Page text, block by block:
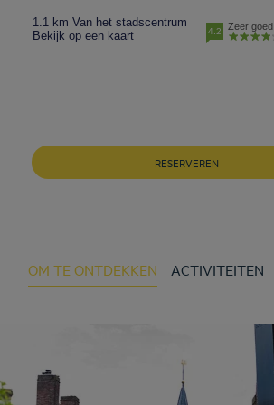
1.1 km Van het stadscentrum
Bekijk op een kaart
4.2 Zeer goed
RESERVEREN
OM TE ONTDEKKEN ACTIVITEITEN